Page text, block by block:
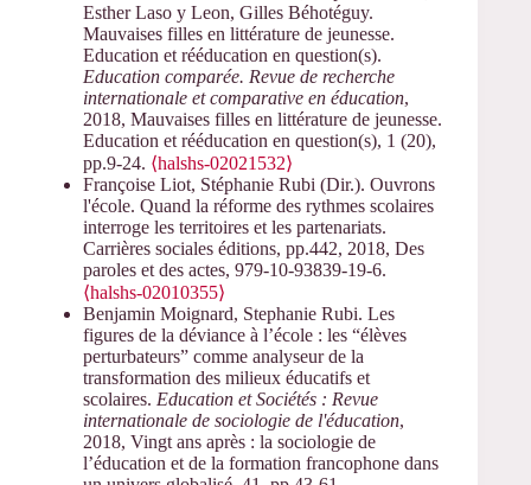
Esther Laso y Leon, Gilles Béhotéguy.
Mauvaises filles en littérature de jeunesse.
Education et rééducation en question(s).
Education comparée. Revue de recherche
internationale et comparative en éducation,
2018, Mauvaises filles en littérature de jeunesse.
Education et rééducation en question(s), 1 (20),
pp.9-24. ⟨halshs-02021532⟩
Françoise Liot, Stéphanie Rubi (Dir.). Ouvrons
l'école. Quand la réforme des rythmes scolaires
interroge les territoires et les partenariats.
Carrières sociales éditions, pp.442, 2018, Des
paroles et des actes, 979-10-93839-19-6.
⟨halshs-02010355⟩
Benjamin Moignard, Stephanie Rubi. Les
figures de la déviance à l’école : les “élèves
perturbateurs” comme analyseur de la
transformation des milieux éducatifs et
scolaires. Education et Sociétés : Revue
internationale de sociologie de l'éducation,
2018, Vingt ans après : la sociologie de
l’éducation et de la formation francophone dans